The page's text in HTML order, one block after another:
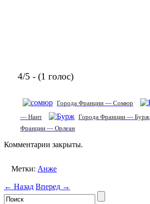
4/5 - (1 голос)
Города Франции — Сомюр
— Нант
Города Франции — Бурж
Франции — Орлеан
Комментарии закрыты.
Метки: Анже
← Назад Вперед →